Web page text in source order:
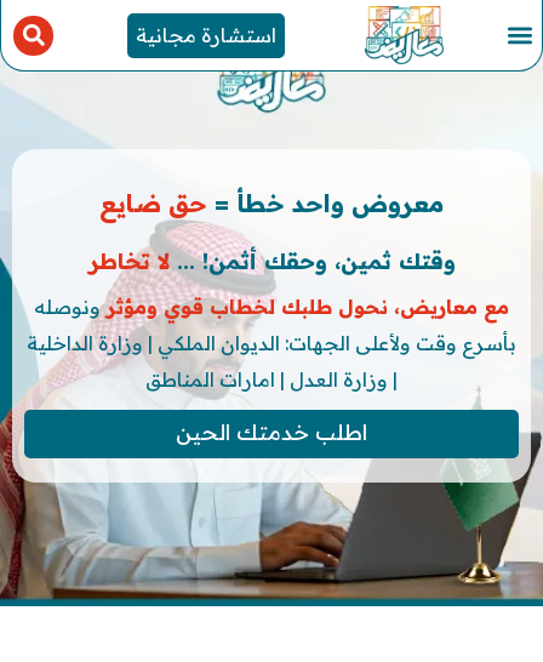
استشارة مجانية
معروض واحد خطأ = حق ضايع
وقتك ثمين، وحقك أثمن! ... لا تخاطر
مع معاريض، نحول طلبك لخطاب قوي ومؤثرونوصله
بأسرع وقت ولأعلى الجهات: الديوان الملكي | وزارة الداخلية
| وزارة العدل | امارات المناطق
اطلب خدمتك الحين